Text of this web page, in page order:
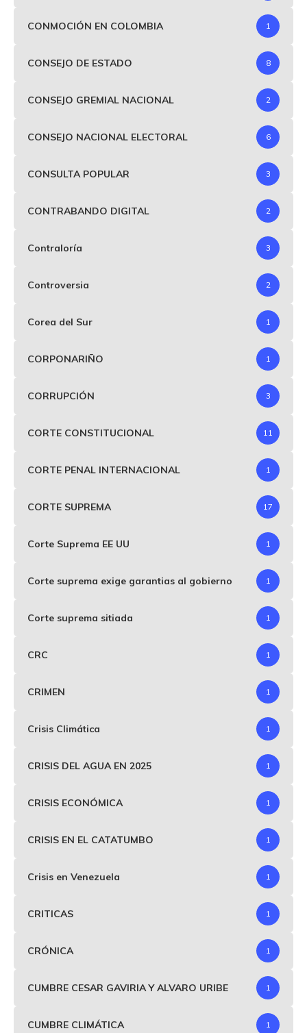
CONMOCIÓN EN COLOMBIA 1
CONSEJO DE ESTADO 8
CONSEJO GREMIAL NACIONAL 2
CONSEJO NACIONAL ELECTORAL 6
CONSULTA POPULAR 3
CONTRABANDO DIGITAL 2
Contraloría 3
Controversia 2
Corea del Sur 1
CORPONARIÑO 1
CORRUPCIÓN 3
CORTE CONSTITUCIONAL 11
CORTE PENAL INTERNACIONAL 1
CORTE SUPREMA 17
Corte Suprema EE UU 1
Corte suprema exige garantias al gobierno 1
Corte suprema sitiada 1
CRC 1
CRIMEN 1
Crisis Climática 1
CRISIS DEL AGUA EN 2025 1
CRISIS ECONÓMICA 1
CRISIS EN EL CATATUMBO 1
Crisis en Venezuela 1
CRITICAS 1
CRÓNICA 1
CUMBRE CESAR GAVIRIA Y ALVARO URIBE 1
CUMBRE CLIMÁTICA 1